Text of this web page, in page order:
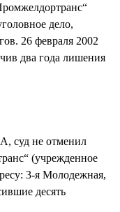
дело,
26 февраля 2002
два года лишения
суд не отменил
(учрежденное
3-я Молодежная,
десять